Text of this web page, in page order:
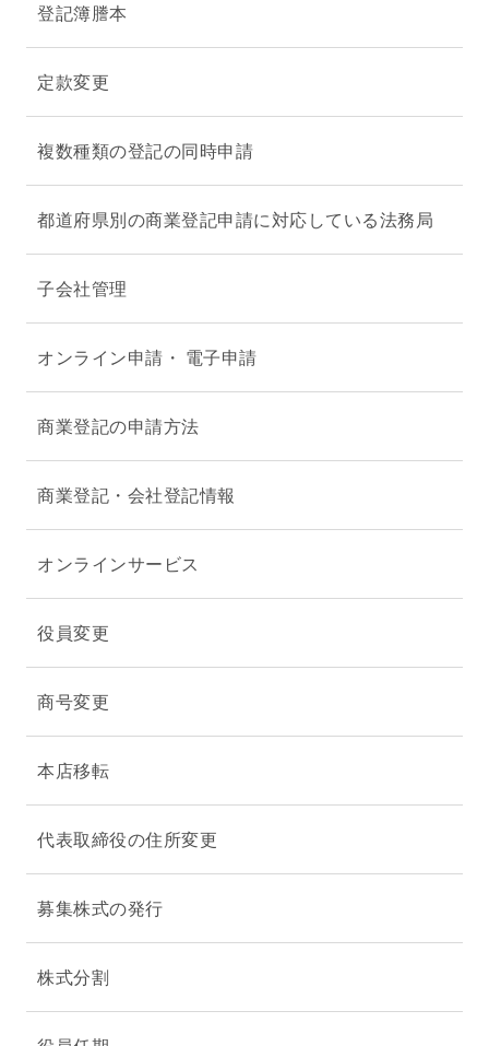
登記簿謄本
定款変更
複数種類の登記の同時申請
都道府県別の商業登記申請に対応している法務局
子会社管理
オンライン申請・ 電子申請
商業登記の申請方法
商業登記・会社登記情報
オンラインサービス
役員変更
商号変更
本店移転
代表取締役の住所変更
募集株式の発行
株式分割